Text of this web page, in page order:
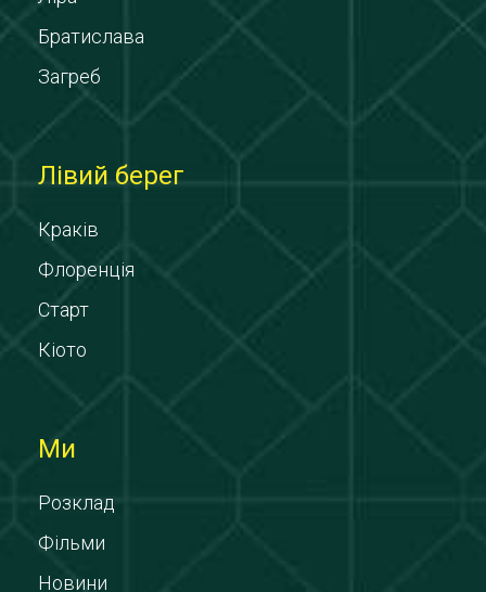
Братислава
Загреб
Лівий берег
Краків
Флоренція
Старт
Кіото
Ми
Розклад
Фільми
Новини